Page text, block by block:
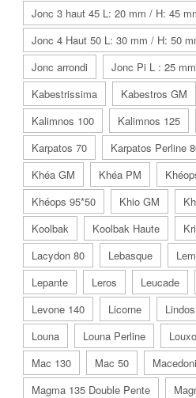
Jonc 3 haut 45 L: 20 mm / H: 45
Jonc 4 Haut 50 L: 30 mm / H: 50
Jonc arrondi
Jonc Pi L : 25
Kabestrissima
Kabestros GM
Kalimnos 100
Kalimnos 125
Karpatos 70
Karpatos Perline
Khéa GM
Khéa PM
Khéops 95*50
Khio GM
Koolbak
Koolbak Haute
Lacydon 80
Lebasque
Lepante
Leros Leucade
Levone 140
Licorne Lindos
Louna
Louna Perline
Mac 130
Mac 50
Magma 135 Double Pente